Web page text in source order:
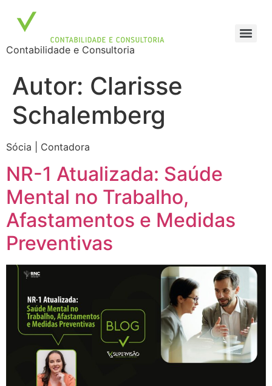
Contabilidade e Consultoria
Autor: Clarisse
Schalemberg
Sócia | Contadora
NR-1 Atualizada: Saúde
Mental no Trabalho,
Afastamentos e Medidas
Preventivas